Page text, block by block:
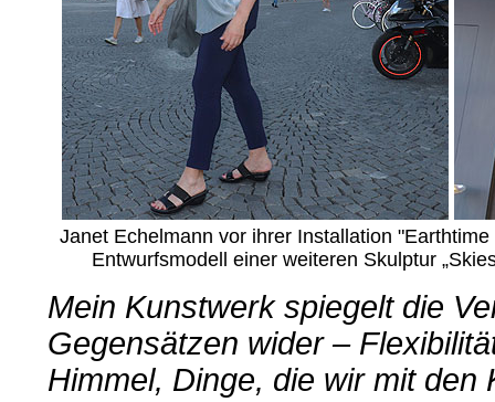
Janet Echelmann vor ihrer Installation
Entwurfsmodell einer weiteren Skulptur
Mein Kunstwerk spiegelt die
Gegensätzen wider –
Himmel, Dinge, die wir mit den